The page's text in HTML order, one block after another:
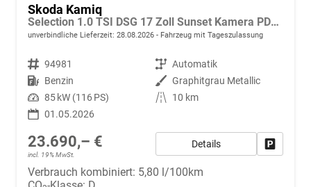
Skoda Kamiq
Selection 1.0 TSI DSG 17 Zoll Sunset Kamera PDC v+h
unverbindliche Lieferzeit: 28.08.2026 Fahrzeug mit Tageszulassung
Fahrzeugnr. 94981 Getriebe Automatik
Kraftstoff Benzin Außenfarbe Graphitgrau Metallic
Leistung 85 kW (116 PS) Kilometerstand
10 km
01.05.2026
23.690,– €
incl. 19% MwSt.
Details
Verbrauch kombiniert: 5,80 l/100km